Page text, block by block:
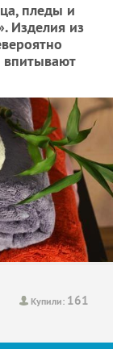
пледы и
Изделия из
впитывают
Купили: 161